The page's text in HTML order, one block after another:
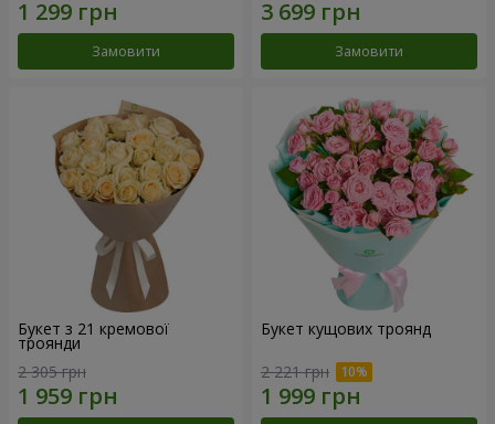
Замовити Замовити
Букет з 21 кремової
троянди
2 305 грн
Букет кущових троянд
2 221 грн